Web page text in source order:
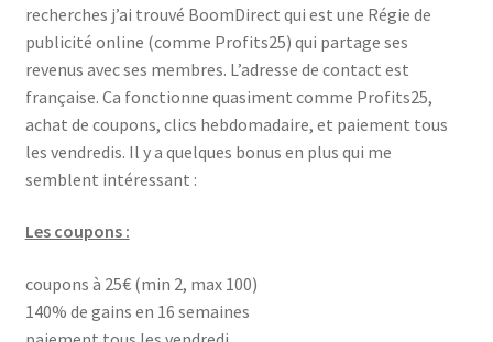
recherches j’ai trouvé BoomDirect qui est une Régie de
publicité online (comme Profits25) qui partage ses
revenus avec ses membres. L’adresse de contact est
française. Ca fonctionne quasiment comme Profits25,
achat de coupons, clics hebdomadaire, et paiement tous
les vendredis. Il y a quelques bonus en plus qui me
semblent intéressant :
Les coupons :
coupons à 25€ (min 2, max 100)
140% de gains en 16 semaines